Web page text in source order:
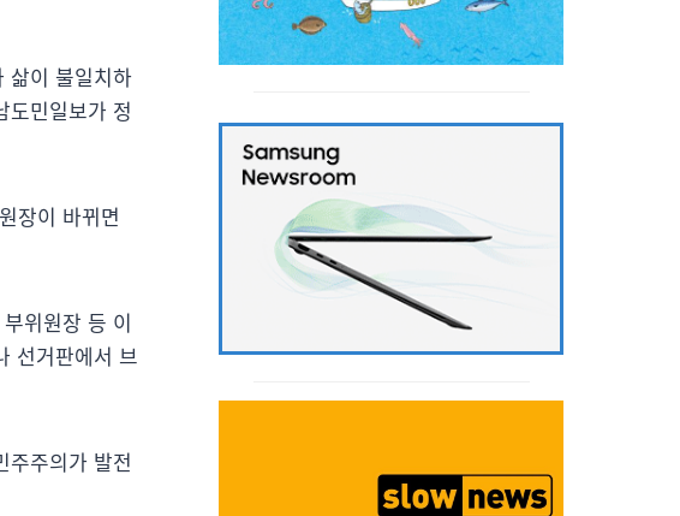
삶이 불일치하
도민일보가 정
장이 바뀌면
위원장 등 이
선거판에서 브
주주의가 발전